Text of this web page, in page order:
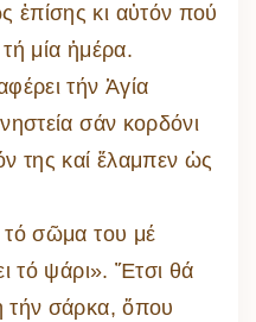
κι αὐτόν πού
μία ἡμέρα.
τήν Ἁγία
σάν κορδόνι
της καί ἔλαμπεν ὡς
τό σῶμα του μέ
τό ψάρι». Ἔτσι θά
τήν σάρκα, ὅπου